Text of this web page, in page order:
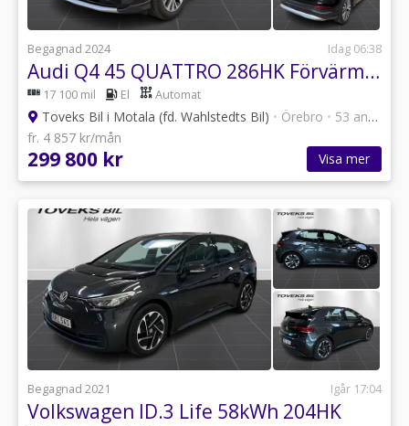
Begagnad 2024 Idag 06:38
Audi Q4 45 QUATTRO 286HK Förvärmning Drag
17 100 mil El Automat
Toveks Bil i Motala (fd. Wahlstedts Bil) • Örebro • 53 annonser
fr. 4 857 kr/mån
299 800 kr Visa mer
Begagnad 2021 Igår 17:04
Volkswagen ID.3 Life 58kWh 204HK